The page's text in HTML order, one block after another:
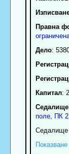
Правна
Дело:
Капитал:
поле, ПК
Седалище
Показване